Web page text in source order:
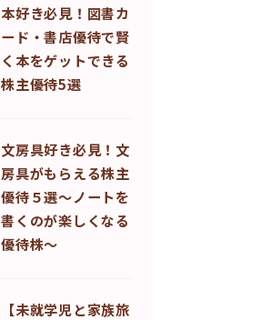
本好き必見！図書カ
ード・書店優待で賢
く本をゲットできる
株主優待5選
文房具好き必見！文
房具がもらえる株主
優待５選〜ノートを
書くのが楽しくなる
優待株〜
【未就学児と家族旅